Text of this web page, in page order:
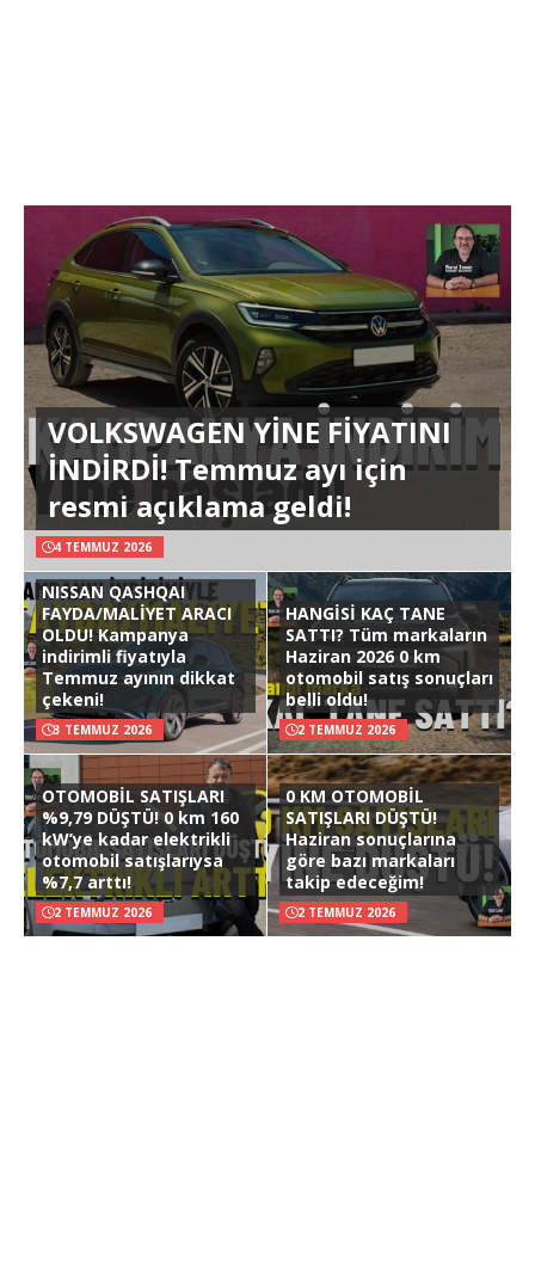
VOLKSWAGEN YİNE FİYATINI
İNDİRDİ! Temmuz ayı için
resmi açıklama geldi!
4 TEMMUZ 2026
NISSAN QASHQAI
FAYDA/MALİYET ARACI
OLDU! Kampanya
indirimli fiyatıyla
Temmuz ayının dikkat
çekeni!
3 TEMMUZ 2026
HANGİSİ KAÇ TANE
SATTI? Tüm markaların
Haziran 2026 0 km
otomobil satış sonuçları
belli oldu!
2 TEMMUZ 2026
OTOMOBİL SATIŞLARI
%9,79 DÜŞTÜ! 0 km 160
kW’ye kadar elektrikli
otomobil satışlarıysa
%7,7 arttı!
2 TEMMUZ 2026
0 KM OTOMOBİL
SATIŞLARI DÜŞTÜ!
Haziran sonuçlarına
göre bazı markaları
takip edeceğim!
2 TEMMUZ 2026